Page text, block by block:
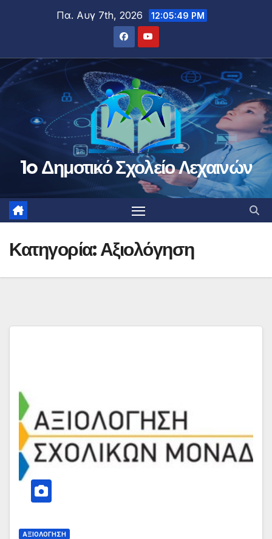
Πα. Αυγ 7th, 2026 12:05:49 PM
1o Δημοτικό Σχολείο Λεχαινών
Κατηγορία:Αξιολόγηση
ΑΞΙΟΛΌΓΗΣΗ